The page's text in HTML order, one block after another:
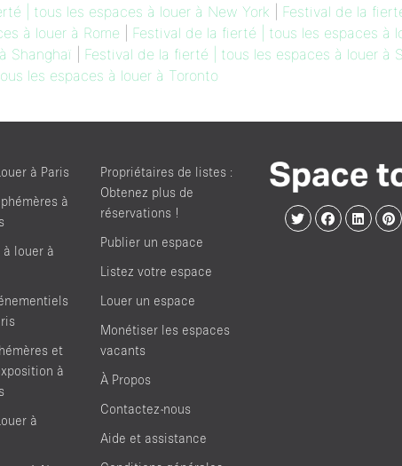
| tous les espaces à louer à New York
Festival de la
à louer à Rome
Festival de la fierté | tous les espaces à
Shanghaï Festival de la fierté | tous les espaces à louer à
les espaces à louer à Toronto
à Paris
à
à louer à
et
à
à
Propriétaires de listes :
Obtenez plus de
réservations !
Publier un espace
Listez votre espace
Louer un espace
Monétiser les espaces
vacants
À Propos
Contactez-nous
Aide et assistance